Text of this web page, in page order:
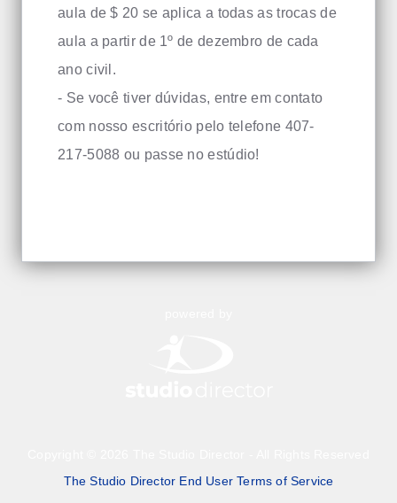
aula de $ 20 se aplica a todas as trocas de
aula a partir de 1º de dezembro de cada
ano civil.
- Se você tiver dúvidas, entre em contato
com nosso escritório pelo telefone 407-
217-5088 ou passe no estúdio!
The Studio Director End User Terms of Service